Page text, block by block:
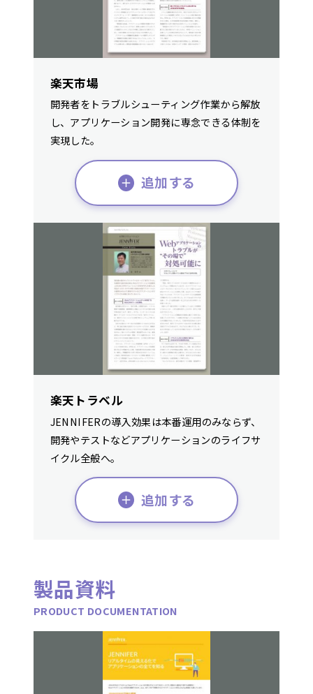
楽天市場
開発者をトラブルシューティング作業から解放
し、アプリケーション開発に専念できる体制を
実現した。
追加する
楽天トラベル
JENNIFERの導入効果は本番運用のみならず、
開発やテストなどアプリケーションのライフサ
イクル全般へ。
追加する
製品資料
PRODUCT DOCUMENTATION